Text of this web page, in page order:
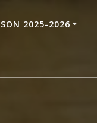
2025-2026